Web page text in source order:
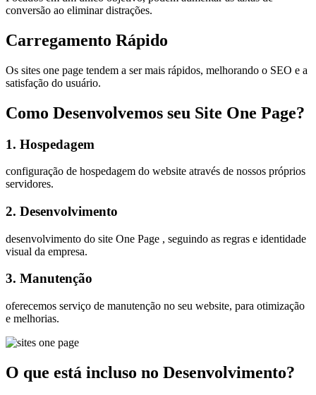
conversão ao eliminar distrações.
Carregamento Rápido
Os sites one page tendem a ser mais rápidos, melhorando o SEO e a
satisfação do usuário.
Como Desenvolvemos seu Site One Page?
1. Hospedagem
configuração de hospedagem do website através de nossos próprios
servidores.
2. Desenvolvimento
desenvolvimento do site One Page , seguindo as regras e identidade
visual da empresa.
3. Manutenção
oferecemos serviço de manutenção no seu website, para otimização
e melhorias.
O que está incluso no Desenvolvimento?